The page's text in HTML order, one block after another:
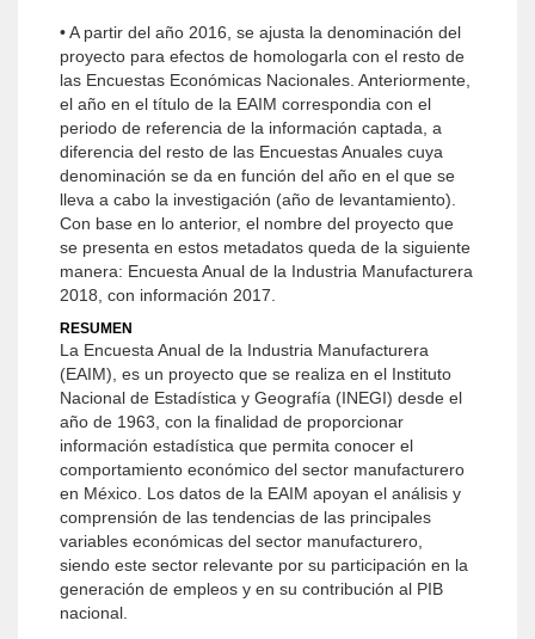
• A partir del año 2016, se ajusta la denominación del
proyecto para efectos de homologarla con el resto de
las Encuestas Económicas Nacionales. Anteriormente,
el año en el título de la EAIM correspondia con el
periodo de referencia de la información captada, a
diferencia del resto de las Encuestas Anuales cuya
denominación se da en función del año en el que se
lleva a cabo la investigación (año de levantamiento).
Con base en lo anterior, el nombre del proyecto que
se presenta en estos metadatos queda de la siguiente
manera: Encuesta Anual de la Industria Manufacturera
2018, con información 2017.
RESUMEN
La Encuesta Anual de la Industria Manufacturera
(EAIM), es un proyecto que se realiza en el Instituto
Nacional de Estadística y Geografía (INEGI) desde el
año de 1963, con la finalidad de proporcionar
información estadística que permita conocer el
comportamiento económico del sector manufacturero
en México. Los datos de la EAIM apoyan el análisis y
comprensión de las tendencias de las principales
variables económicas del sector manufacturero,
siendo este sector relevante por su participación en la
generación de empleos y en su contribución al PIB
nacional.